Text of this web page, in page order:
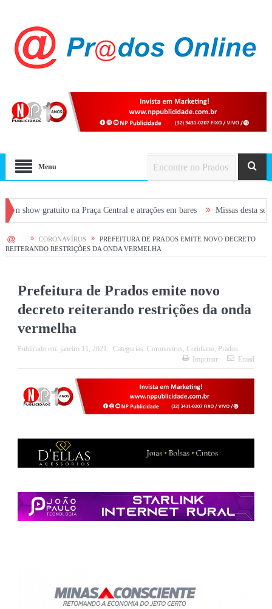
Menu
na Praça Central e atrações em bares Missas desta semana em
HOME CORONAVÍRUS
PREFEITURA DE PRADOS EMITE NOVO DECRETO
REITERANDO RESTRIÇÕES DA ONDA VERMELHA
Prefeitura de Prados emite novo
decreto reiterando restrições da onda
vermelha
Publicado em: janeiro 11, 2021 Categorias: Coronavírus, Cotidiano, Prados
Imprimir
Email